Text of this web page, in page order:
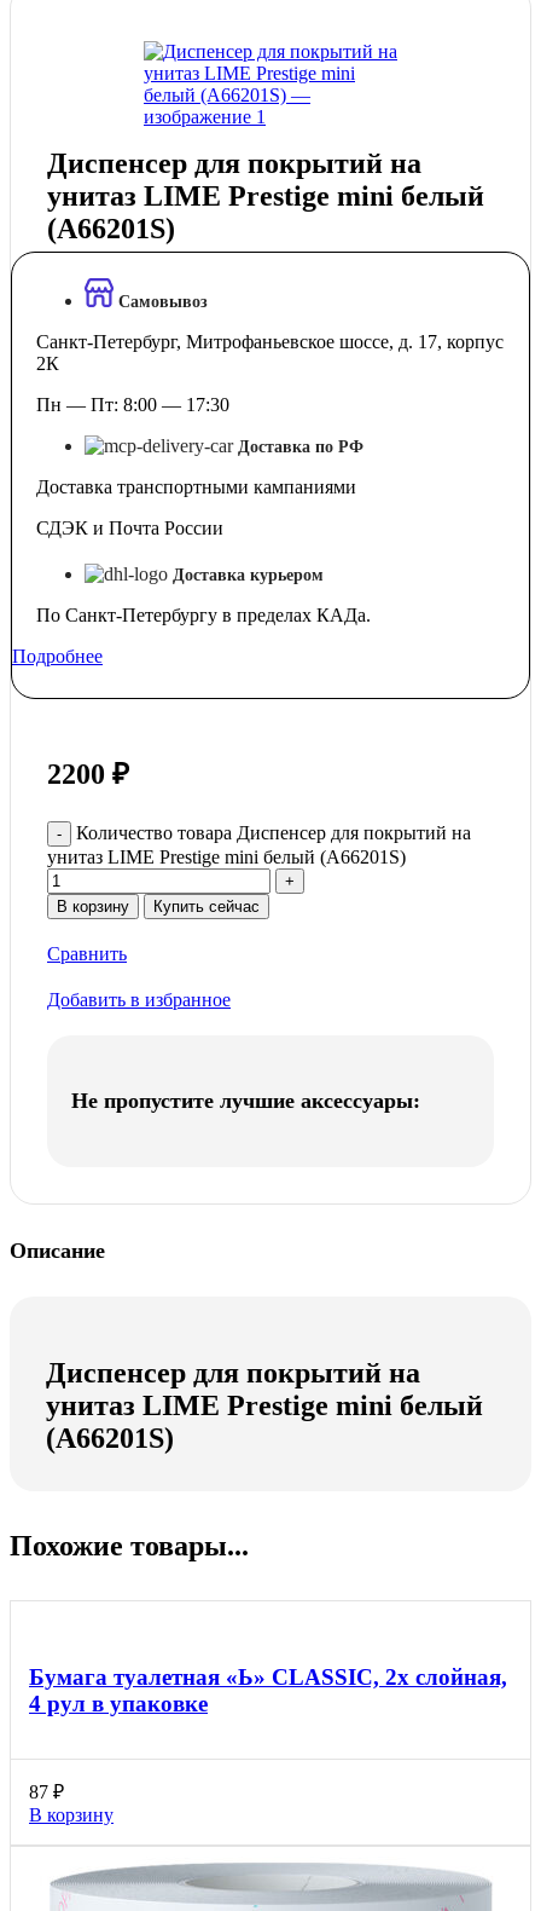
Диспенсер для покрытий на
унитаз LIME Prestige mini белый
(А66201S)
Самовывоз
Санкт-Петербург, Митрофаньевское шоссе, д. 17, корпус
2К
Пн — Пт: 8:00 — 17:30
Доставка по РФ
Доставка транспортными кампаниями
СДЭК и Почта России
Доставка курьером
По Санкт-Петербургу в пределах КАДа.
Подробнее
2200 ₽
Количество товара Диспенсер для покрытий на
унитаз LIME Prestige mini белый (А66201S)
В корзину Купить сейчас
Сравнить
Добавить в избранное
Не пропустите лучшие аксессуары:
Описание
Диспенсер для покрытий на
унитаз LIME Prestige mini белый
(А66201S)
Похожие товары...
Бумага туалетная «Ь» CLASSIC, 2х слойная,
4 рул в упаковке
87 ₽
В корзину